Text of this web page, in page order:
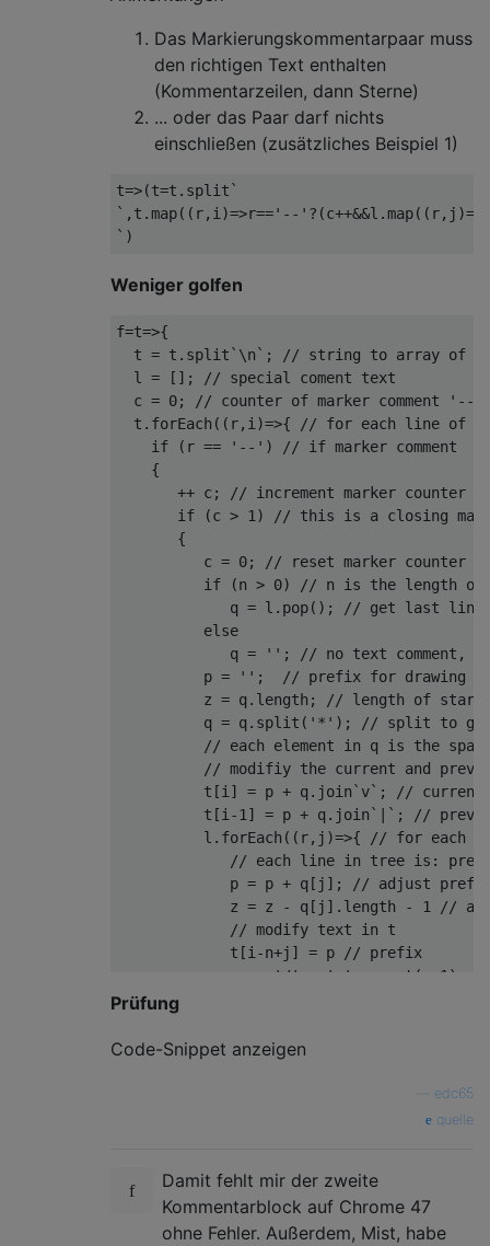
Das Markierungskommentarpaar muss
den richtigen Text enthalten
(Kommentarzeilen, dann Sterne)
... oder das Paar darf nichts
einschließen (zusätzliches Beispiel 1)
t=>(t=t . split `
`, t .map(( r, i )=>r=='--' ?(c++&&l .map(( r, j
`)
Weniger golfen
f=t=>{
  t
= t . split ` \n `;
// string to array of
  l
= [];
// special coment text
  c
= 0;
// counter of marker comment '--'
  t
. forEach (( r, i )=>{
// for each line of
if
( r == '--' )
// if marker comment
{
++ c ;
// increment marker counter
if
(c > 1 )
// this is a closing
{
          c
= 0;
// reset marker counter
if
(n > 0)
// n is the length of
             q
= l . pop();
// get last line
else
             q
= '' ;
// no text comment,
          p
= '' ;
// prefix for drawing
          z
= q . length ;
// length of star
          q
= q . split ( '*' );
// split to get
// each element in q is the
// modifiy the current and
          t
[i ] = p + q . join ` v`;
// current
          t
[i -1 ] = p + q . join `|`;
//
          l
. forEach (( r, j )=>{
// for each
// each line in tree is:
             p
= p + q [ j ];
// adjust
             z
= z - q [ j ]. length - 1
//
// modify text in t
             t
[i -n+j ] = p
// prefix
'/' '-' repeat ( 1 )
});
});
return t.join`\n`
// join to a single
Prüfung
Code-Snippet anzeigen
edc65
quelle
Damit fehlt mir der zweite
Kommentarblock auf Chrome 47
ohne Fehler. Außerdem, Mist, habe